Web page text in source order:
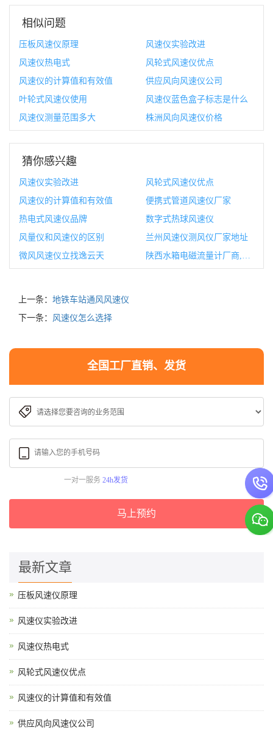
相似问题
压板风速仪原理
风速仪实验改进
风速仪热电式
风轮式风速仪优点
风速仪的计算值和有效值
供应风向风速仪公司
叶轮式风速仪使用
风速仪蓝色盒子标志是什么
风速仪测量范围多大
株洲风向风速仪价格
猜你感兴趣
风速仪实验改进
风轮式风速仪优点
风速仪的计算值和有效值
便携式管道风速仪厂家
热电式风速仪品牌
数字式热球风速仪
风量仪和风速仪的区别
兰州风速仪测风仪厂家地址
微风风速仪立找逸云天
上一条： 地铁车站通风风速仪
下一条： 风速仪怎么选择
全国工厂直销、发货
一对一服务 24h发货
马上预约
最新文章
压板风速仪原理
风速仪实验改进
风速仪热电式
风轮式风速仪优点
风速仪的计算值和有效值
供应风向风速仪公司